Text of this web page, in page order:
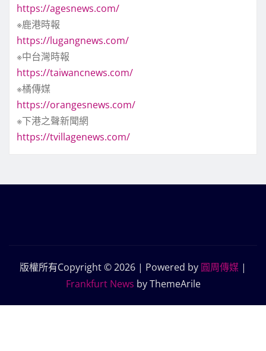
https://agesnews.com/
※鹿港時報
https://lugangnews.com/
※中台灣時報
https://taiwancnews.com/
※橘傳媒
https://orangesnews.com/
※下港之聲新聞網
https://tvillagenews.com/
版權所有Copyright © 2026 | Powered by 圓周傳媒 |
Frankfurt News by ThemeArile